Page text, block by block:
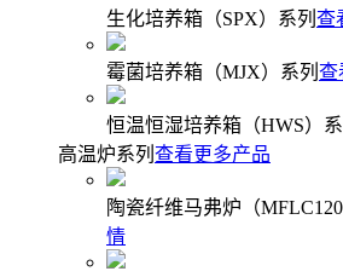
生化培养箱（SPX）系列 查
霉菌培养箱（MJX）系列 查
恒温恒湿培养箱（HWS）系
高温炉系列 查看更多产品
陶瓷纤维马弗炉（
情